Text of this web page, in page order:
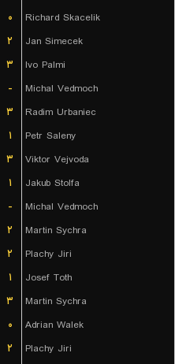
۰
Richard Skacelik
۲
Jan Simecek
۳
Ivo Palmi
-
Michal Vedmoch
۳
Radim Urbaniec
۱
Petr Saleny
۳
Viktor Vejvoda
۱
Jakub Stolfa
-
Michal Vedmoch
۲
Martin Sychra
۲
Plachy Jiri
۱
Josef Toth
۳
Martin Sychra
۰
Adrian Walek
۲
Plachy Jiri